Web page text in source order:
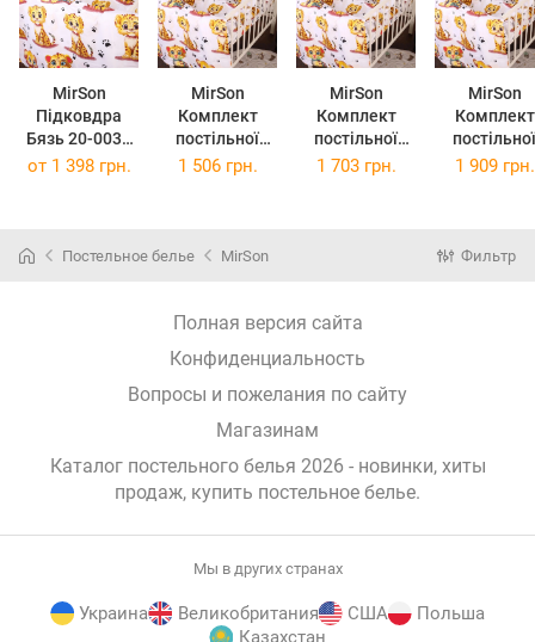
MirSon
Підковдра
Бязь 20-0034
King Tiger 220
MirSon
Комплект
постільної
білизни
см Бязь
MirSon
Комплект
постільної
білизни
MirSon
Комплект
постільної
білизни Євро
от 1 398 грн. 1 506 грн. 1 703 грн. 1 909 грн.
Постельное белье MirSon Фильтр
Полная версия сайта
Конфиденциальность
Вопросы и пожелания по сайту
Магазинам
Каталог постельного белья 2026 - новинки, хиты
продаж, купить постельное белье.
Мы в других странах
Украина Великобритания США
Польша
Казахстан